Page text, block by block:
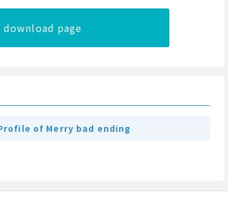
page
of Merry bad ending